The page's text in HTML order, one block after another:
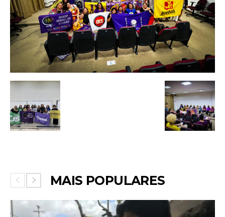
MAIS POPULARES